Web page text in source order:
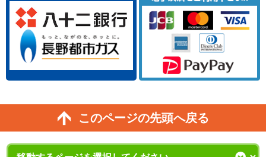
このページの先頭へ戻る